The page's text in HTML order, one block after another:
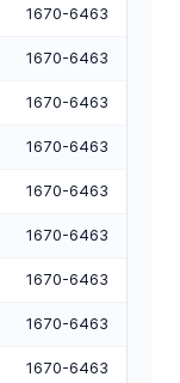
1670-6463
1670-6463
1670-6463
1670-6463
1670-6463
1670-6463
1670-6463
1670-6463
1670-6463